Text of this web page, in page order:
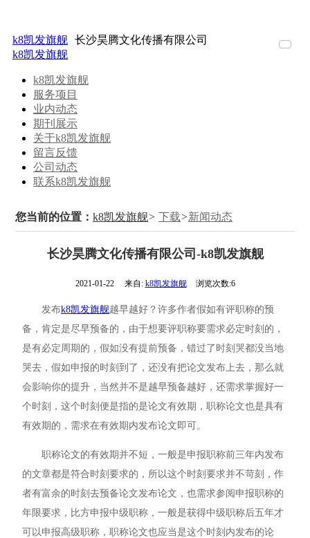
长沙昊腾文化传播有限公司
k8凯发旗舰
k8凯发旗舰
发旗
服务
项目
业内
动态
k8凯发旗舰
服务项目
业内动态
期刊展示
关于k8凯发旗舰
留言反馈
公司动态
联系k8凯发旗舰
您当前的位置：k8凯发旗舰> 下载>新闻动态
长沙昊腾文化传播有限公司-k8凯发旗舰
2021-01-22 来自: k8凯发旗舰 浏览次数:6
发布k8凯发旗舰越早越好？许多作者假如有评职称的预
备，肯定是尽早预备的，由于想要评职称要需求必定时刻的，
是有必定周期的，假如没有提前预备，错过了时刻哭都没当地
哭去，假如申报的时刻到了，还没有把论文发布上去，那么就
会影响你的提升，当然并不是越早预备越好，还需求掌握好一
个时刻，这个时刻便是指的是论文有效期，职称论文也是具有
有效期的，需求在有效期内发布论文即可。
职称论文的有效期并不短，一般是申报职称前三年内发布
的文章都是符合时刻要求的，所以这个时刻要求并不苛刻，作
者有富余的时刻去预备论文发布论文，也需求参阅申报职称的
年限要求，比方申报中级职称，一般是获得中级职称后五年才
可以申报高级职称，职称论文也应当是这个时刻内发布的论